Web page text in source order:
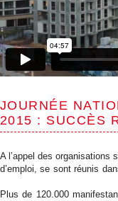
JOURNÉE
2015 : SUCCÈS
A l’appel des
d’emploi, se sont réunis
Plus de 120.000